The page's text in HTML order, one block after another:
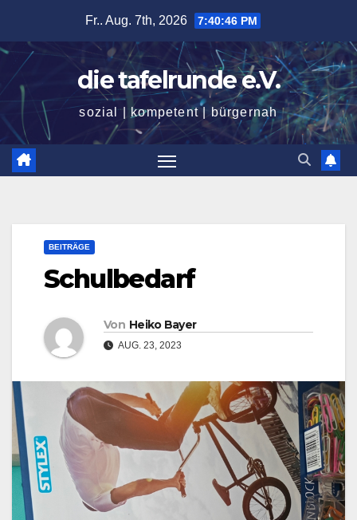
springen
Fr.. Aug. 7th, 2026 7:40:47 PM
die tafelrunde e.V.
sozial | kompetent | bürgernah
BEITRÄGE
Schulbedarf
Von Heiko Bayer
AUG. 23, 2023